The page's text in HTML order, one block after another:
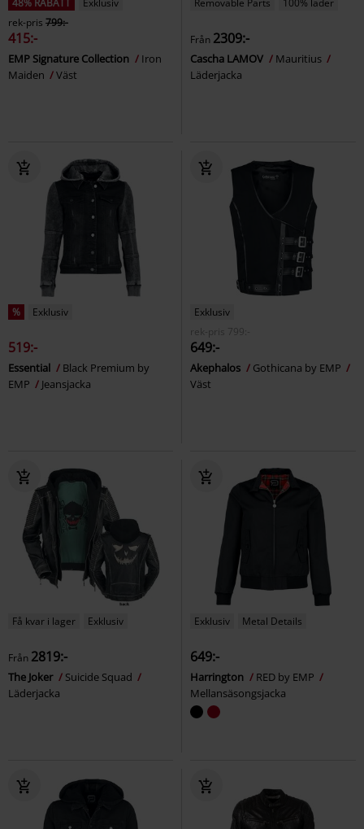
48% RABATT
Exklusiv
rek-pris 799:-
415:-
EMP Signature Collection
Iron
Maiden
Väst
Removable Parts 100% läder
Från 2309:-
Cascha LAMOV
Mauritius
Läderjacka
% Exklusiv
519:-
Essential
Black Premium by
EMP
Jeansjacka
Exklusiv
rek-pris
799:-
649:-
Akephalos
Gothicana by EMP
Väst
Få kvar i lager Exklusiv
Från 2819:-
The Joker
Suicide Squad
Läderjacka
Exklusiv Metal Details
649:-
Harrington
RED by EMP
Mellansäsongsjacka